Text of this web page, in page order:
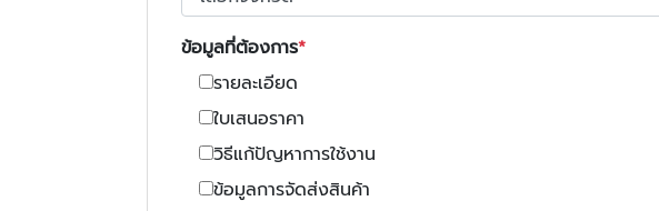
ข้อมูลที่ต้องการ
รายละเอียด
ใบเสนอราคา
วิธีแก้ปัญหาการใช้งาน
ข้อมูลการจัดส่งสินค้า